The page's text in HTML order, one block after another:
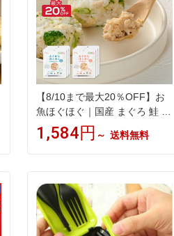
【8/10まで最大20％OFF】お
魚ほぐほぐ｜国産 まぐろ 鮭 フ
レーク 離乳食 ベビーフード 骨
取り 手間なし ほぐし身 パウチ
1,584円 ～ 送料無料